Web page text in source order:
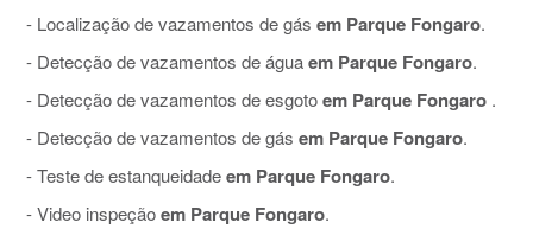
- Localização de vazamentos de gás em Parque Fongaro.
- Detecção de vazamentos de águaem Parque Fongaro.
- Detecção de vazamentos de esgotoem Parque Fongaro .
- Detecção de vazamentos de gás em Parque Fongaro.
- Teste de estanqueidadeem Parque Fongaro.
- Video inspeçãoem Parque Fongaro.